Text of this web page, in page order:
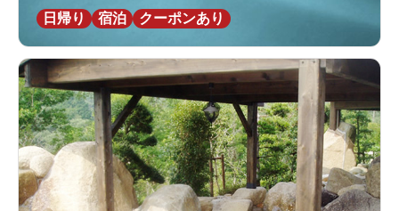
日帰り
宿泊 クーポンあり